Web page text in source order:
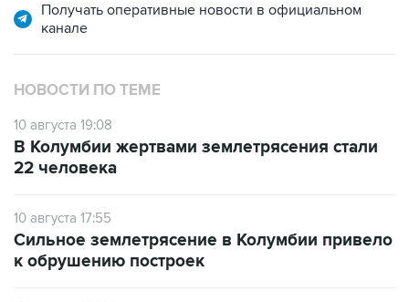
Получать оперативные новости в официальном
канале
НОВОСТИ ПО ТЕМЕ
10 августа 19:08
В Колумбии жертвами землетрясения стали
22 человека
10 августа 17:55
Сильное землетрясение в Колумбии привело
к обрушению построек